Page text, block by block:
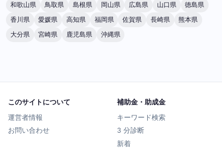
和歌山県
鳥取県 島根県 岡山県 広島県 山口県
徳島県
香川県
愛媛県 高知県 福岡県 佐賀県 長崎県
熊本県
大分県
宮崎県 鹿児島県 沖縄県
このサイトについて
運営者情報
お問い合わせ
補助金・助成金
キーワード検索
3 分診断
新着